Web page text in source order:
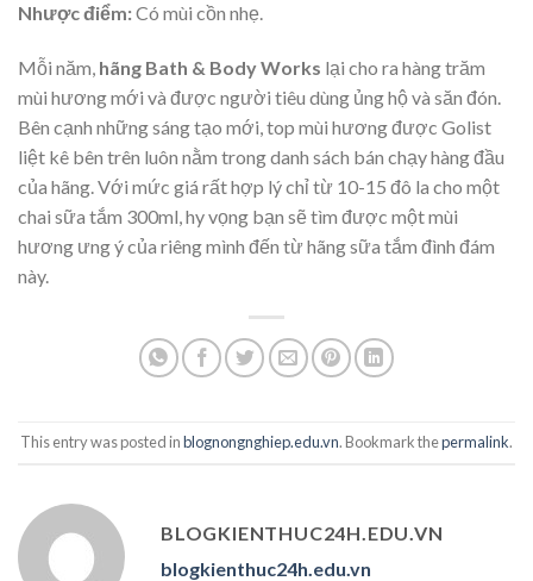
Nhược điểm:Có mùi cồn nhẹ.
Mỗi năm, hãng Bath & Body Works lại cho ra hàng trăm
mùi hương mới và được người tiêu dùng ủng hộ và săn đón.
Bên cạnh những sáng tạo mới, top mùi hương được Golist
liệt kê bên trên luôn nằm trong danh sách bán chạy hàng đầu
của hãng. Với mức giá rất hợp lý chỉ từ 10-15 đô la cho một
chai sữa tắm 300ml, hy vọng bạn sẽ tìm được một mùi
hương ưng ý của riêng mình đến từ hãng sữa tắm đình đám
này.
This entry was posted inblognongnghiep.edu.vn. Bookmark thepermalink.
BLOGKIENTHUC24H.EDU.VN
blogkienthuc24h.edu.vn